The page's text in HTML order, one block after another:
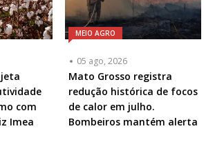
com
Imea
MEIO AGRO
05 ago, 2026
Mato Grosso registra
redução histórica de focos
de calor em julho.
Bombeiros mantém alerta